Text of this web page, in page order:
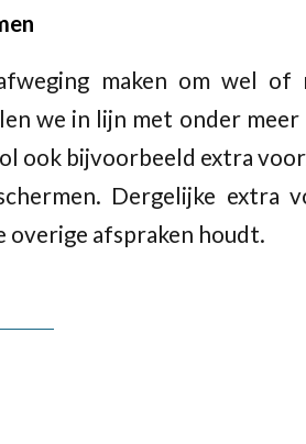
maken om wel of
we in lijn met onder
ook bijvoorbeeld extra
Dergelijke extra
overige afspraken houdt.